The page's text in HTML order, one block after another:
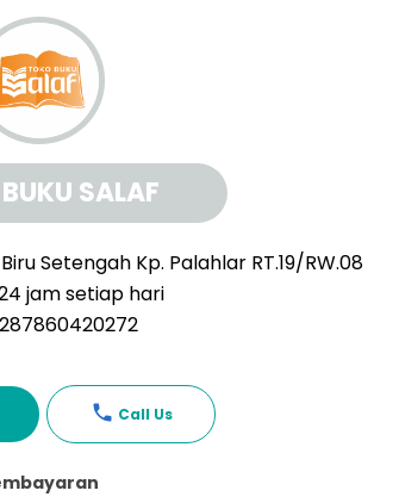
SALAF
Setengah Kp. Palahlar RT.19/RW.08
jam setiap hari
Call Us